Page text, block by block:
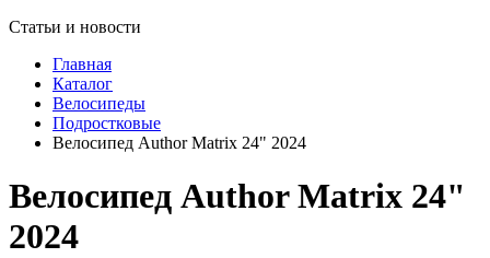
Статьи и новости
Главная
Каталог
Велосипеды
Подростковые
Велосипед Author Matrix 24" 2024
Велосипед Author Matrix 24"
2024